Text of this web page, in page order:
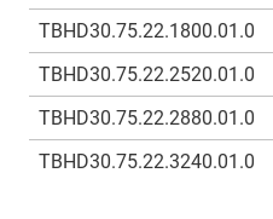
TBHD30.75.22.1800.01.0
TBHD30.75.22.2520.01.0
TBHD30.75.22.2880.01.0
TBHD30.75.22.3240.01.0